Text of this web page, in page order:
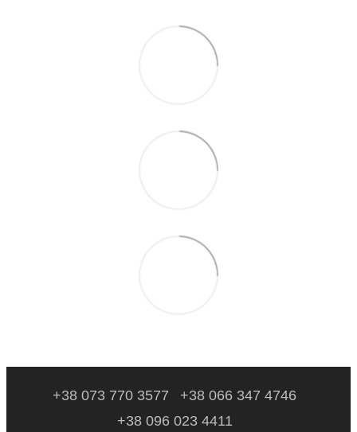
+38 073 770 3577
+38 066 347 4746
+38 096 023 4411